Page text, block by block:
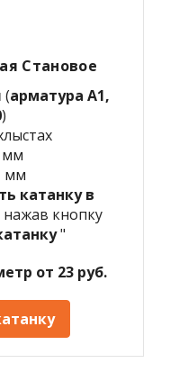
Становое
(арматура А1,
)
мм
мм
катанку в
нажав кнопку
"
от 23 руб.